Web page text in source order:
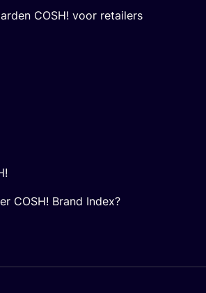
COSH! voor retailers
COSH! Brand Index?